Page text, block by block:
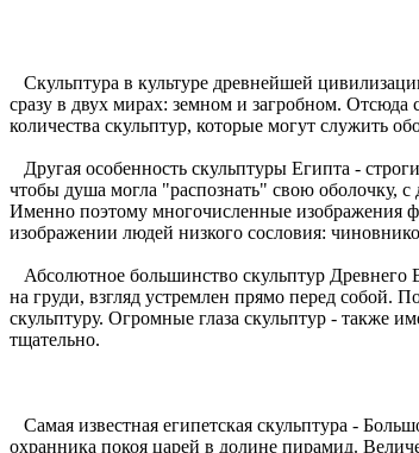
Скульптура в культуре древнейшей
сразу в двух мирах: земном и загробном.
количества скульптур, которые могут служить
Другая особенность скульптуры Египта -
чтобы душа могла "распознать" свою оболочку,
Именно поэтому многочисленные изображения
изображении людей низкого сословия:
Абсолютное большинство скульптур Древнего
на груди, взгляд устремлен прямо перед собой.
скульптуру. Огромные глаза скульптур - также
тщательно.
Самая известная египетская скульптура -
охранника покоя царей в долине пирамид.